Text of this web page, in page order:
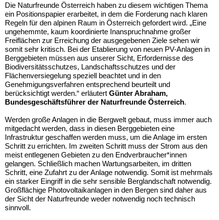
Die Naturfreunde Österreich haben zu diesem wichtigen Thema
ein Positionspapier erarbeitet, in dem die Forderung nach klaren
Regeln für den alpinen Raum in Österreich gefordert wird. „Eine
ungehemmte, kaum koordinierte Inanspruchnahme großer
Freiflächen zur Erreichung der ausgegebenen Ziele sehen wir
somit sehr kritisch. Bei der Etablierung von neuen PV-Anlagen in
Berggebieten müssen aus unserer Sicht, Erfordernisse des
Biodiversitätsschutzes, Landschaftsschutzes und der
Flächenversiegelung speziell beachtet und in den
Genehmigungsverfahren entsprechend beurteilt und
berücksichtigt werden.“ erläutert Günter Abraham,
Bundesgeschäftsführer der Naturfreunde Österreich.
Werden große Anlagen in die Bergwelt gebaut, muss immer auch
mitgedacht werden, dass in diesen Berggebieten eine
Infrastruktur geschaffen werden muss, um die Anlage im ersten
Schritt zu errichten. Im zweiten Schritt muss der Strom aus den
meist entlegenen Gebieten zu den Endverbraucher*innen
gelangen. Schließlich machen Wartungsarbeiten, im dritten
Schritt, eine Zufahrt zu der Anlage notwendig. Somit ist mehrmals
ein starker Eingriff in die sehr sensible Berglandschaft notwendig.
Großflächige Photovoltaikanlagen in den Bergen sind daher aus
der Sicht der Naturfreunde weder notwendig noch technisch
sinnvoll.